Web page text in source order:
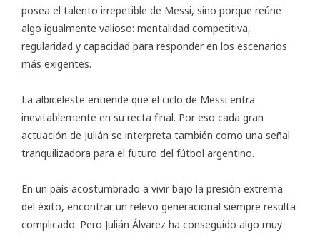
posea el talento irrepetible de Messi, sino porque reúne
algo igualmente valioso: mentalidad competitiva,
regularidad y capacidad para responder en los escenarios
más exigentes.
La albiceleste entiende que el ciclo de Messi entra
inevitablemente en su recta final. Por eso cada gran
actuación de Julián se interpreta también como una señal
tranquilizadora para el futuro del fútbol argentino.
En un país acostumbrado a vivir bajo la presión extrema
del éxito, encontrar un relevo generacional siempre resulta
complicado. Pero Julián Álvarez ha conseguido algo muy